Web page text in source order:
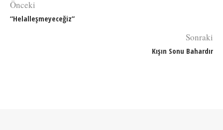
Önceki
“Helalleşmeyeceğiz”
Sonraki
Kışın Sonu Bahardır